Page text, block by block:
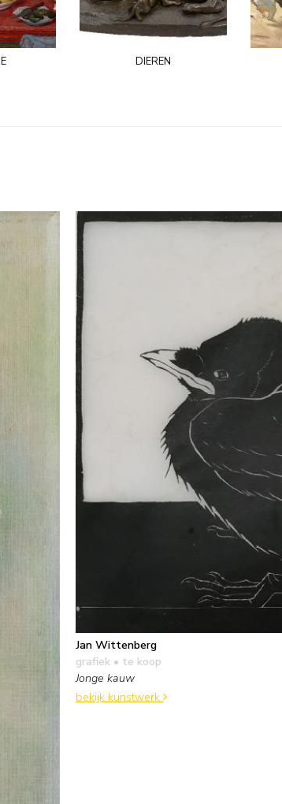
dieren
Jan Wittenberg
grafiek • te koop
Jonge kauw
bekijk kunstwerk